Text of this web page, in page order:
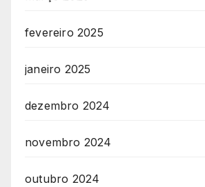
fevereiro 2025
janeiro 2025
dezembro 2024
novembro 2024
outubro 2024